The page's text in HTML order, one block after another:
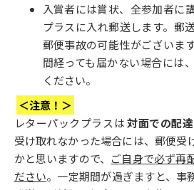
入賞者には賞状、全参加者に
プラスに入れ郵送します。郵
郵便事故の可能性がございま
間経っても届かない場合には
ください。
＜注意！＞
レターパックプラスは対面での配達
受け取れなかった場合には、郵便受
かと思いますので、 ご自身で必ず再
ださい。一定期間が過ぎますと、事